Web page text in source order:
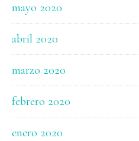
mayo 2020
abril 2020
marzo 2020
febrero 2020
enero 2020